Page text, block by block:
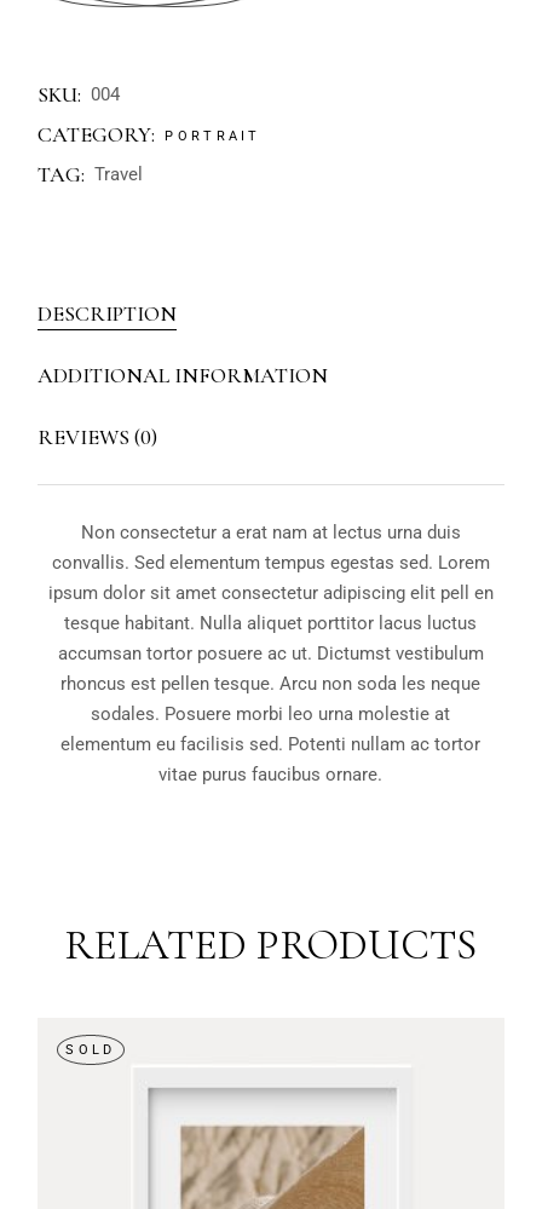
SKU: 004
CATEGORY: PORTRAIT
TAG: Travel
DESCRIPTION
ADDITIONAL INFORMATION
REVIEWS (0)
Non consectetur a erat nam at lectus urna duis
convallis. Sed elementum tempus egestas sed. Lorem
ipsum dolor sit amet consectetur adipiscing elit pell en
tesque habitant. Nulla aliquet porttitor lacus luctus
accumsan tortor posuere ac ut. Dictumst vestibulum
rhoncus est pellen tesque. Arcu non soda les neque
sodales. Posuere morbi leo urna molestie at
elementum eu facilisis sed. Potenti nullam ac tortor
vitae purus faucibus ornare.
RELATED PRODUCTS
SOLD